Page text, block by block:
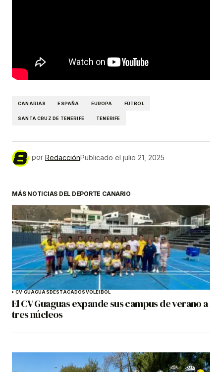
CANARIAS ESPAÑA EUROPA FÚTBOL
SANTA CRUZ DE TENERIFE TENERIFE
por RedacciónPublicado el julio 21, 2025
MÁS NOTICIAS DEL DEPORTE CANARIO
CV GUAGUASDESTACADOSVOLEIBOL
El CV Guaguas expande sus campus de verano a
tres núcleos